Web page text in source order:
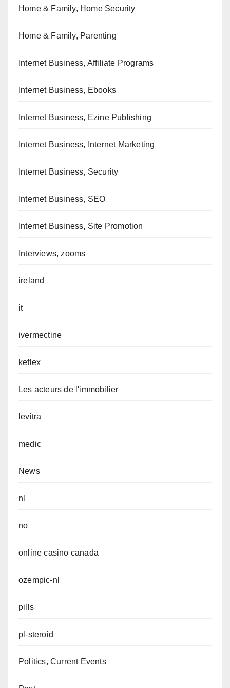
Home & Family, Home Security
Home & Family, Parenting
Internet Business, Affiliate Programs
Internet Business, Ebooks
Internet Business, Ezine Publishing
Internet Business, Internet Marketing
Internet Business, Security
Internet Business, SEO
Internet Business, Site Promotion
Interviews, zooms
ireland
it
ivermectine
keflex
Les acteurs de l'immobilier
levitra
medic
News
nl
no
online casino canada
ozempic-nl
pills
pl-steroid
Politics, Current Events